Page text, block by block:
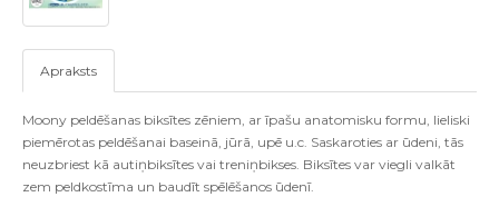
Apraksts
Moony peldēšanas biksītes zēniem, ar īpašu anatomisku formu, lieliski
piemērotas peldēšanai baseinā, jūrā, upē u.c. Saskaroties ar ūdeni, tās
neuzbriest kā autiņbiksītes vai treniņbikses. Biksītes var viegli valkāt
zem peldkostīma un baudīt spēlēšanos ūdenī.